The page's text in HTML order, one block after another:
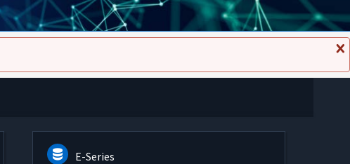
メ
ッ
E-Series